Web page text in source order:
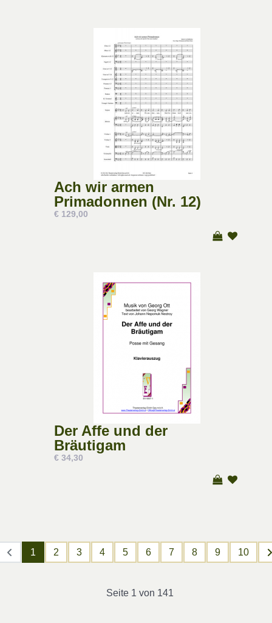
Ach wir armen
Primadonnen (Nr. 12)
€ 129,00
Der Affe und der
Bräutigam
€ 34,30
1 2 3 4 5 6 7 8 9 10
Seite 1 von 141